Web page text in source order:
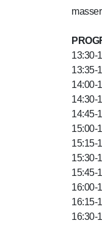
13:30-
13:35-
14:00-
14:30-
14:45-
15:00-
15:15-
15:30-
15:45-
16:00-
16:15-
16:30-